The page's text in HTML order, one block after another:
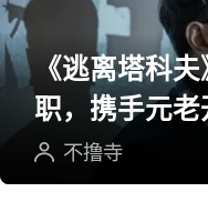
《逃离塔科
职，携手元
不撸寺